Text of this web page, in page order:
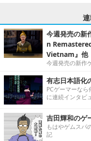
今週発売の
n
Vietnam』他
今週発売の新作
有志日本語化
PCゲーマーな
に連続インタビ
吉田輝和のゲ
もはやゲムスパ
記